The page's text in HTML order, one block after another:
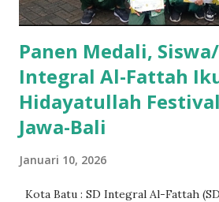
Panen Medali,
Integral Al-Fattah
Hidayatullah
Jawa-Bali
Januari 10, 2026
Kota Batu : SD Integral Al-Fattah